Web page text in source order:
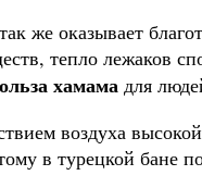
же оказывает
тепло лежаков
хамама для
воздуха
в турецкой бане